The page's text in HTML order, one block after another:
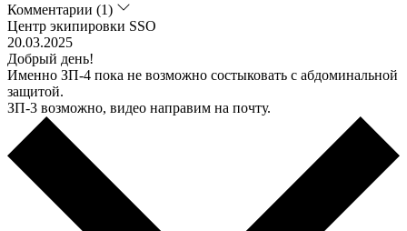
Комментарии (1)
Центр экипировки SSO
20.03.2025
Добрый день!
Именно ЗП-4 пока не возможно состыковать с абдоминальной
защитой.
ЗП-3 возможно, видео направим на почту.